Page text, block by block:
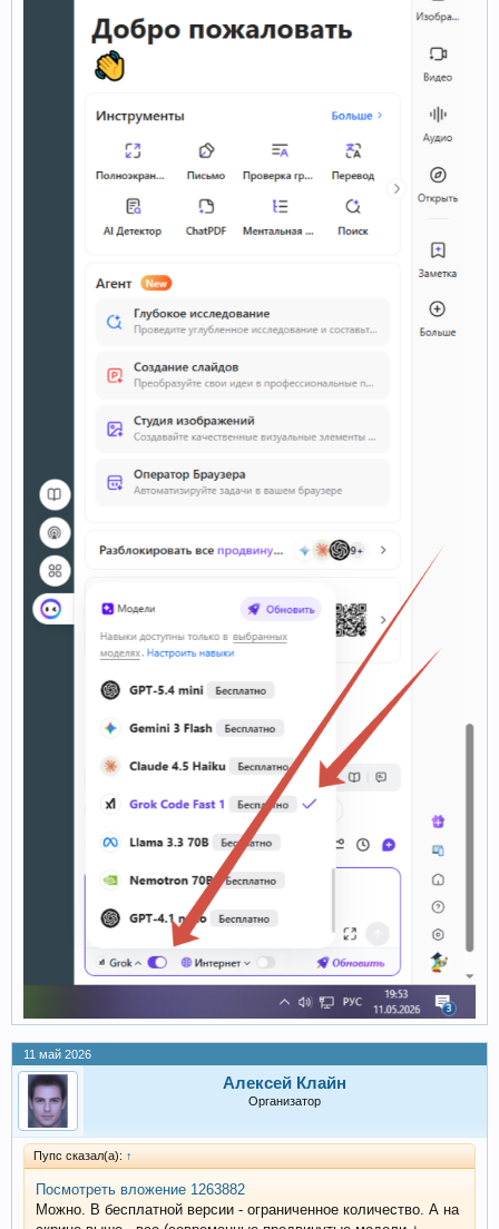
11 май 2026
Алексей Клайн
Организатор
Пупс сказал(а): ↑
Посмотреть вложение 1263882
Можно. В бесплатной версии - ограниченное количество. А на